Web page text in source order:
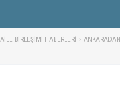
BIRLEŞIMI HABERLERI >